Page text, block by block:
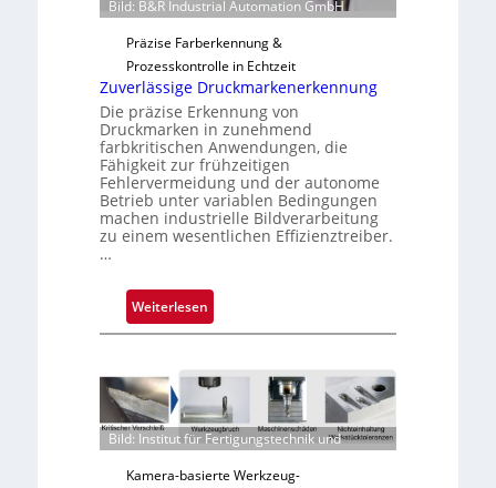
g
a
u
s
Bild: B&R Industrial Automation GmbH
Präzise Farberkennung &
Prozesskontrolle in Echtzeit
Zuverlässige Druckmarkenerkennung
Die präzise Erkennung von
Druckmarken in zunehmend
farbkritischen Anwendungen, die
Fähigkeit zur frühzeitigen
Fehlervermeidung und der autonome
Betrieb unter variablen Bedingungen
machen industrielle Bildverarbeitung
zu einem wesentlichen Effizienztreiber.
…
Weiterlesen:
Z
v
r
l
Bild: Institut für Fertigungstechnik und
Kamera-basierte Werkzeug-